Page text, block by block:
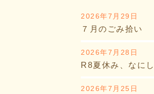
2026年7月29日
７月のごみ拾い
2026年7月28日
R8夏休み、なに
2026年7月25日